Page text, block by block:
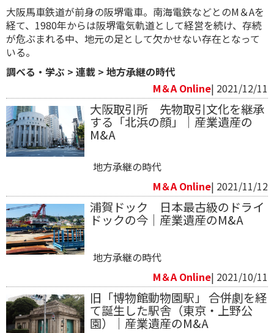
大阪馬車鉄道が前身の阪堺電車。南海電鉄などとのM＆Aを
経て、1980年からは阪堺電気軌道として経営を続け、存続
が危ぶまれる中、地元の足として欠かせない存在となって
いる。
調べる・学ぶ > 連載 > 地方承継の時代
M＆A Online| 2021/12/11
大阪取引所 先物取引文化を継承
する「北浜の顔」｜産業遺産の
M&A
地方承継の時代
M＆A Online| 2021/11/12
浦賀ドック 日本最古級のドライ
ドックの今｜産業遺産のM&A
地方承継の時代
M＆A Online| 2021/10/11
旧「博物館動物園駅」 合併劇を経
て誕生した駅舎（東京・上野公
園）｜産業遺産のM&A